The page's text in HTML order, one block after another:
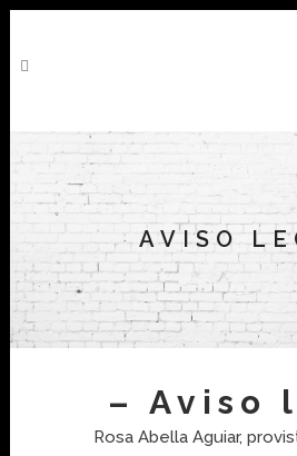
AVISO
– Aviso
Rosa Abella Aguiar,